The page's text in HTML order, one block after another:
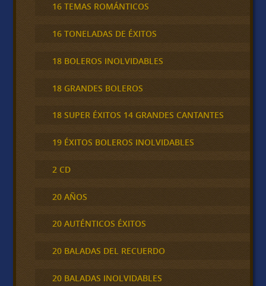
16 TEMAS ROMÁNTICOS
16 TONELADAS DE ÉXITOS
18 BOLEROS INOLVIDABLES
18 GRANDES BOLEROS
18 SUPER ÉXITOS 14 GRANDES CANTANTES
19 ÉXITOS BOLEROS INOLVIDABLES
2 CD
20 AÑOS
20 AUTÉNTICOS ÉXITOS
20 BALADAS DEL RECUERDO
20 BALADAS INOLVIDABLES